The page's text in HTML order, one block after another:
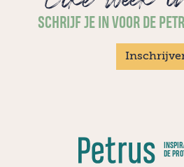
SCHRIJF JE IN VOOR DE
DE